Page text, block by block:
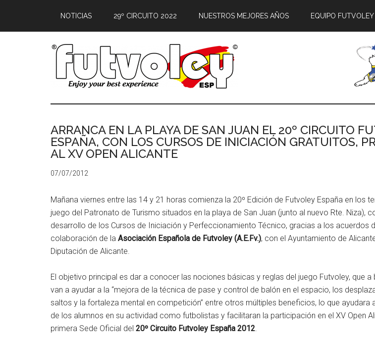
NOTICIAS 29º CIRCUITO 2022 NUESTROS MEJORES AÑOS EQUIPO FUTVOLEY
ARRANCA EN LA PLAYA DE SAN JUAN EL 20º CIRCUITO
ESPAÑA, CON LOS CURSOS DE INICIACIÓN GRATUITOS,
AL XV OPEN ALICANTE
07/07/2012
Mañana viernes entre las 14 y 21 horas comienza la 20º Edición de Futvoley España en los
juego del Patronato de Turismo situados en la playa de San Juan (junto al nuevo Rte. Niza),
desarrollo de los Cursos de Iniciación y Perfeccionamiento Técnico, gracias a los acuerdos
colaboración de la Asociación Española de Futvoley (A.E.Fv.), con el Ayuntamiento de
Diputación de Alicante.
El objetivo principal es dar a conocer las nociones básicas y reglas del juego Futvoley, que a
van a ayudar a la “mejora de la técnica de pase y control de balón en el espacio, los
saltos y la fortaleza mental en competición” entre otros múltiples beneficios, lo que ayudara
de los alumnos en su actividad como futbolistas y facilitaran la participación en el XV Open
primera Sede Oficial del 20º Circuito Futvoley España 2012.